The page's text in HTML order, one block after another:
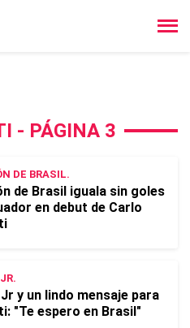
- PÁGINA 3
DE BRASIL.
de Brasil iguala sin goles
en debut de Carlo
y un lindo mensaje para
"Te espero en Brasil"